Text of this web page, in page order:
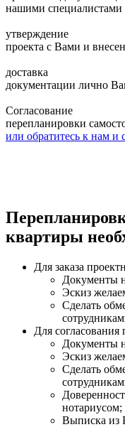
нашими специалистами
утверждение
проекта с Вами и
доставка
документации лично
Согласование
перепланировки
или обратитесь к нам и
квартиры
Для заказа
Документы
Эскиз
Сделать
Для
Документы
Эскиз
Сделать
нотариусом;
Выписка из